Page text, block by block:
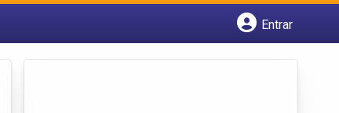
Entrar